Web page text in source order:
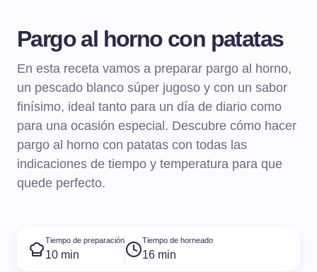
Pargo al horno con patatas
En esta receta vamos a preparar pargo al horno,
un pescado blanco súper jugoso y con un sabor
finísimo, ideal tanto para un día de diario como
para una ocasión especial. Descubre cómo hacer
pargo al horno con patatas con todas las
indicaciones de tiempo y temperatura para que
quede perfecto.
Tiempo de preparación
10 min
Tiempo de horneado
16 min